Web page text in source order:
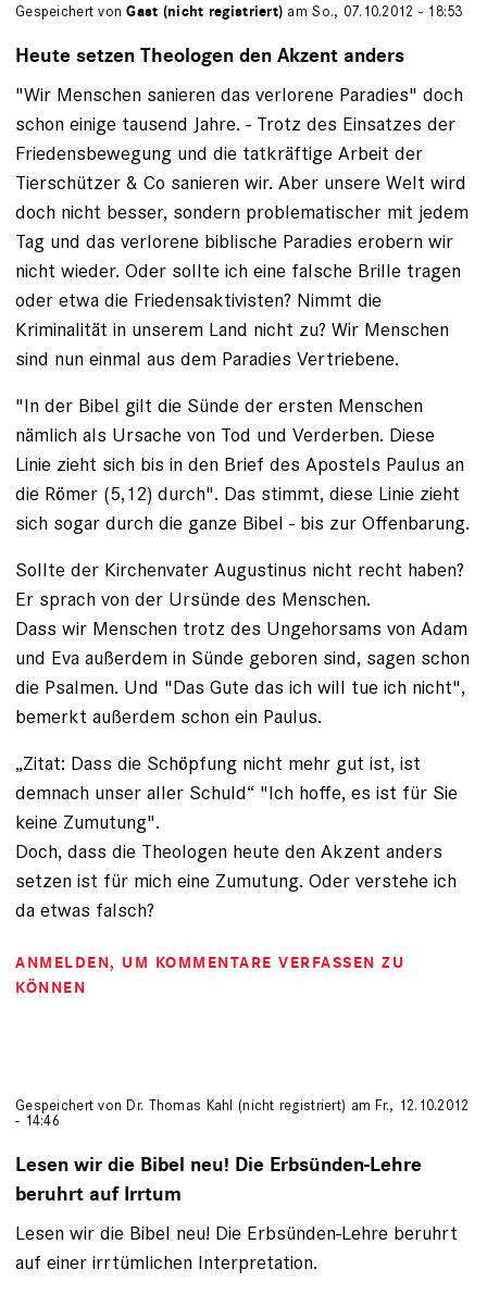
Gespeichert vonGast (nicht registriert) am So., 07.10.2012 - 18:53
Heute setzen Theologen den Akzent anders
"Wir Menschen sanieren das verlorene Paradies" doch
schon einige tausend Jahre. - Trotz des Einsatzes der
Friedensbewegung und die tatkräftige Arbeit der
Tierschützer & Co sanieren wir. Aber unsere Welt wird
doch nicht besser, sondern problematischer mit jedem
Tag und das verlorene biblische Paradies erobern wir
nicht wieder. Oder sollte ich eine falsche Brille tragen
oder etwa die Friedensaktivisten? Nimmt die
Kriminalität in unserem Land nicht zu? Wir Menschen
sind nun einmal aus dem Paradies Vertriebene.
"In der Bibel gilt die Sünde der ersten Menschen
nämlich als Ursache von Tod und Verderben. Diese
Linie zieht sich bis in den Brief des Apostels Paulus an
die ­Römer (5,12) durch". Das stimmt, diese Linie zieht
sich sogar durch die ganze Bibel - bis zur Offenbarung.
Sollte der Kirchenvater Augustinus nicht recht haben?
Er sprach von der Ursünde des Menschen.
Dass wir Menschen trotz des Ungehorsams von Adam
und Eva außerdem in Sünde geboren sind, sagen schon
die Psalmen. Und "Das Gute das ich will tue ich nicht",
bemerkt außerdem schon ein Paulus.
„Zitat: Dass die Schöpfung nicht mehr gut ist, ist
demnach unser aller Schuld“ "Ich hoffe, es ist für Sie
keine Zumutung".
Doch, dass die Theologen heute den Akzent anders
setzen ist für mich eine Zumutung. Oder verstehe ich
da etwas falsch?
ANMELDEN, UM KOMMENTARE VERFASSEN ZU
KÖNNEN
Gespeichert vonDr. Thomas Kahl (nicht registriert) am Fr., 12.10.2012
- 14:46
Lesen wir die Bibel neu! Die Erbsünden-Lehre
beruhrt auf Irrtum
Lesen wir die Bibel neu! Die Erbsünden-Lehre beruhrt
auf einer irrtümlichen Interpretation.